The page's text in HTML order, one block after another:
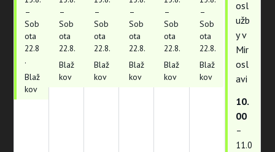
–
Sob
ota
22.8
.
Blaž
kov
–
Sob
ota
22.8.
Blaž
kov
–
Sob
ota
22.8.
Blaž
kov
–
Sob
ota
22.8.
Blaž
kov
–
Sob
ota
22.8.
Blaž
kov
–
Sob
ota
22.8.
Blaž
kov
osl
užb
y v
Mir
osl
avi
10.
00
–
11.0